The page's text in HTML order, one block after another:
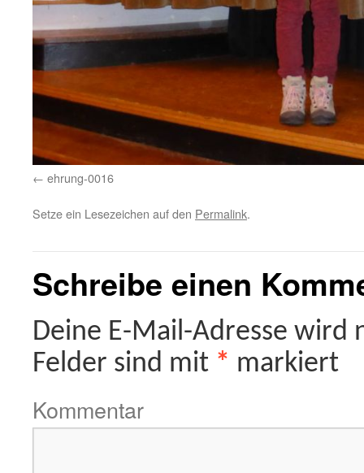
ehrung-0016
Setze ein Lesezeichen auf den Permalink.
Schreibe einen
Deine E-Mail-Adresse
Felder sind mit * markiert
Kommentar